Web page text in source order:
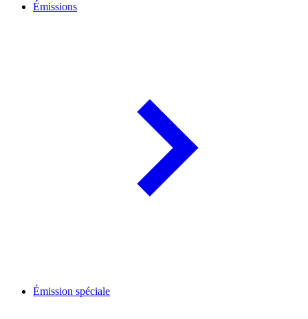
Émissions
Émission spéciale